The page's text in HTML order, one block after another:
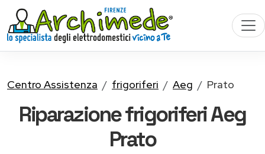
Centro Assistenza frigoriferi Aeg Prato
Riparazionefrigoriferi Aeg
Prato